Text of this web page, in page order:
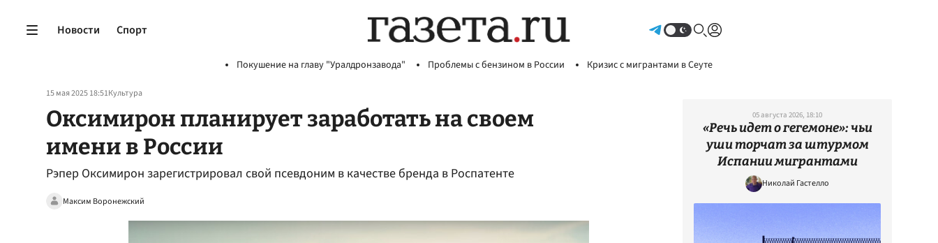
Новости Спорт
Покушение на главу "Уралдронзавода" Проблемы с бензином в России Кризис с мигрантами в Сеуте
15 мая 2025 18:51Культура
Оксимирон планирует заработать на своем
имени в России
Рэпер Оксимирон зарегистрировал свой псевдоним в качестве бренда в Роспатенте
Максим Воронежский
05 августа 2026, 18:10
«Речь идет о гегемоне»: чьи
уши торчат за штурмом
Испании мигрантами
Николай Гастелло